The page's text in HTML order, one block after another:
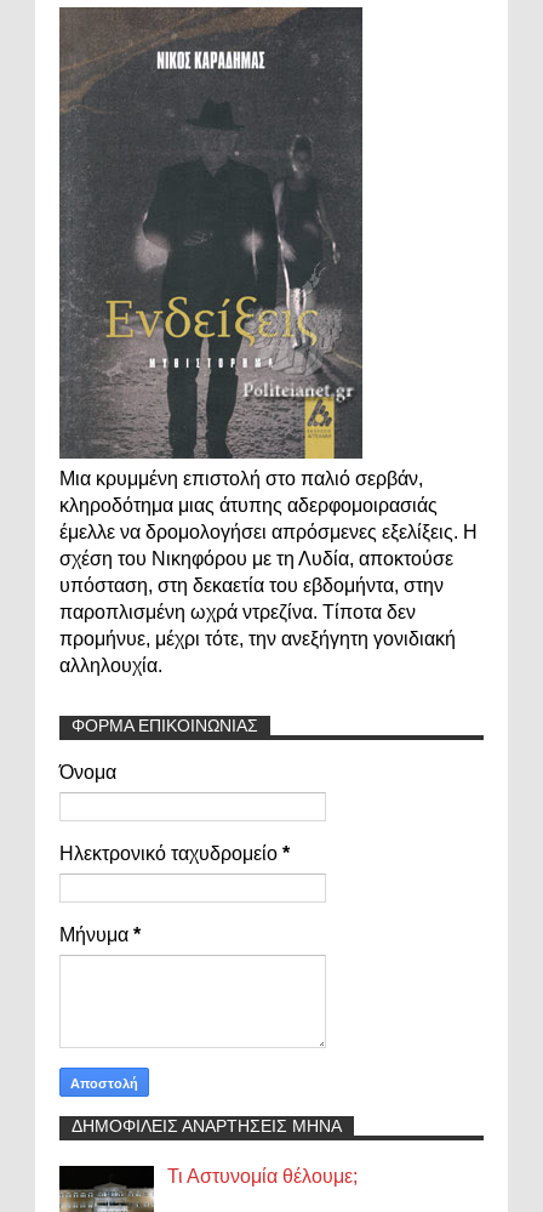
Μια κρυμμένη επιστολή στο παλιό σερβάν,
κληροδότημα μιας άτυπης αδερφομοιρασιάς
έμελλε να δρομολογήσει απρόσμενες εξελίξεις. Η
σχέση του Νικηφόρου με τη Λυδία, αποκτούσε
υπόσταση, στη δεκαετία του εβδομήντα, στην
παροπλισμένη ωχρά ντρεζίνα. Τίποτα δεν
προμήνυε, μέχρι τότε, την ανεξήγητη γονιδιακή
αλληλουχία.
ΦΟΡΜΑ ΕΠΙΚΟΙΝΩΝΙΑΣ
Όνομα
Ηλεκτρονικό ταχυδρομείο *
Μήνυμα *
ΔΗΜΟΦΙΛΕΙΣ ΑΝΑΡΤΗΣΕΙΣ ΜΗΝΑ
Τι Αστυνομία θέλουμε;